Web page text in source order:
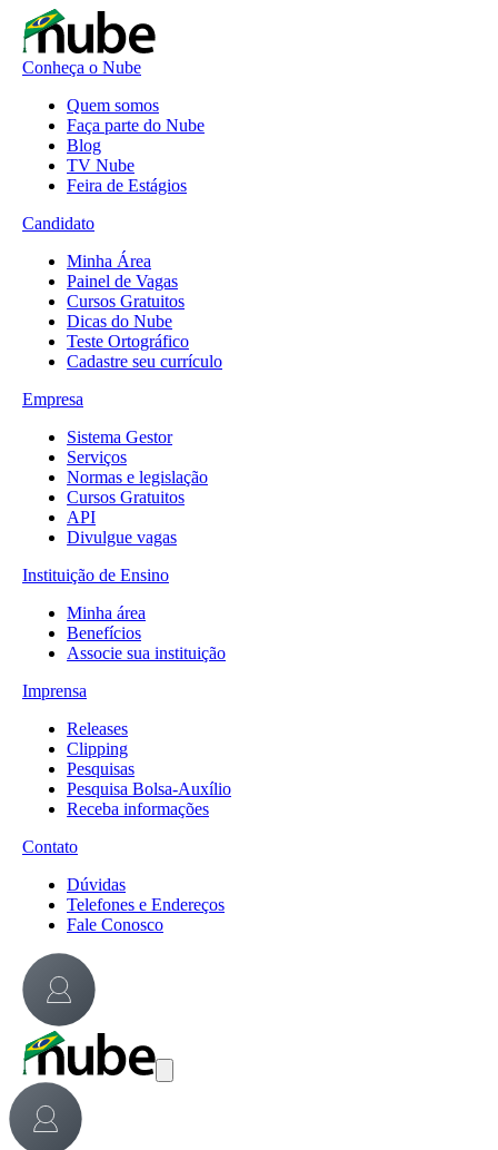
Conheça o Nube
Quem somos
Faça parte do Nube
Blog
TV Nube
Feira de Estágios
Candidato
Minha Área
Painel de Vagas
Cursos Gratuitos
Dicas do Nube
Teste Ortográfico
Cadastre seu currículo
Empresa
Sistema Gestor
Serviços
Normas e legislação
Cursos Gratuitos
API
Divulgue vagas
Instituição de Ensino
Minha área
Benefícios
Associe sua instituição
Imprensa
Releases
Clipping
Pesquisas
Pesquisa Bolsa-Auxílio
Receba informações
Contato
Dúvidas
Telefones e Endereços
Fale Conosco